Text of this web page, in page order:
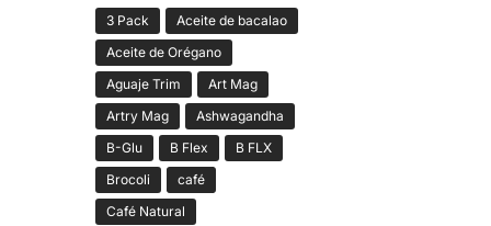
3 Pack
Aceite de bacalao
Aceite de Orégano
Aguaje Trim
Art Mag
Artry Mag
Ashwagandha
B-Glu
B Flex
B FLX
Brocoli
café
Café Natural